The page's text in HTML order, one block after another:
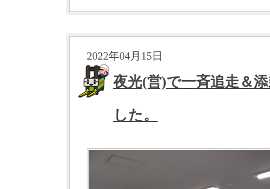
2022年04月15日
夜光(営)で一斉追走＆
した。